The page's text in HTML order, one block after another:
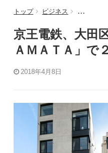
トップ ビジネス 京王電鉄
京王電鉄、大田
ＡＭＡＴＡ」で
2018年4月8日